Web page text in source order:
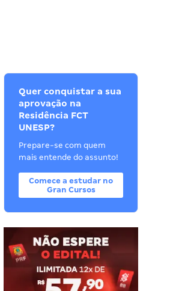
Quer conquistar a sua
aprovação na
Residência FCT
UNESP?
Prepare-se com quem
mais entende do assunto!
Comece a estudar no
Gran Cursos